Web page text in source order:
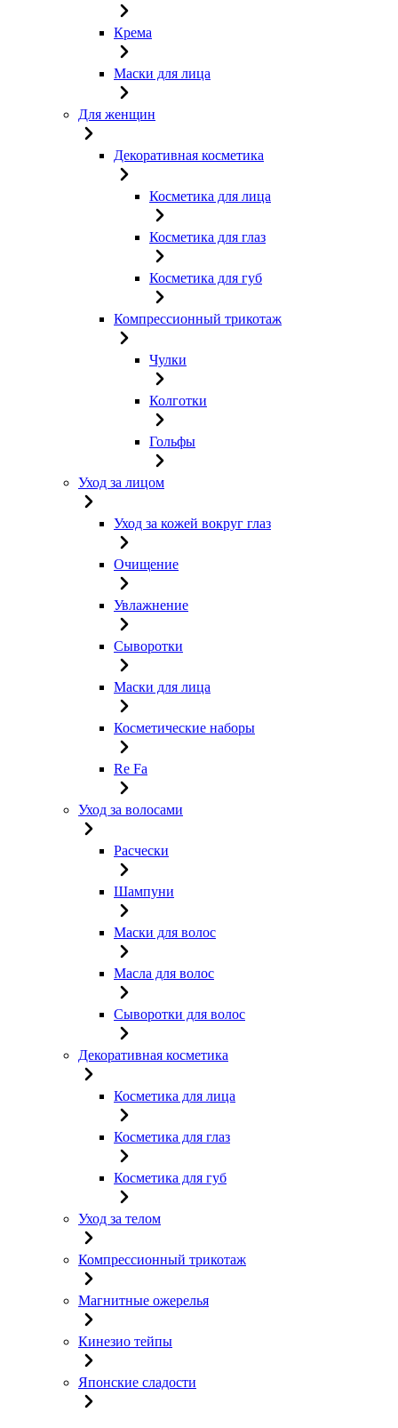
Крема
Маски для лица
Для женщин
Декоративная косметика
Косметика для лица
Косметика для глаз
Косметика для губ
Компрессионный трикотаж
Чулки
Колготки
Гольфы
Уход за лицом
Уход за кожей вокруг глаз
Очищение
Увлажнение
Сыворотки
Маски для лица
Косметические наборы
Re Fa
Уход за волосами
Расчески
Шампуни
Маски для волос
Масла для волос
Сыворотки для волос
Декоративная косметика
Косметика для лица
Косметика для глаз
Косметика для губ
Уход за телом
Компрессионный трикотаж
Магнитные ожерелья
Кинезио тейпы
Японские сладости